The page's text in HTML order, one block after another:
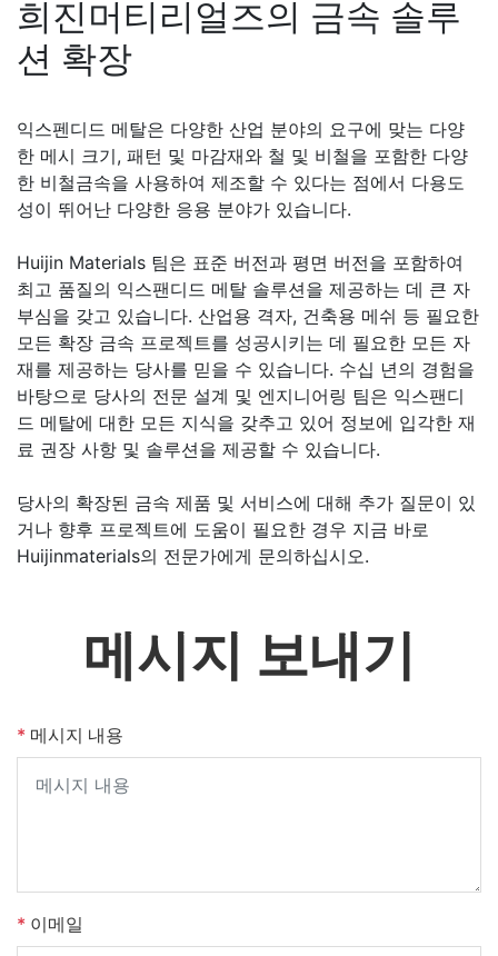
희진머티리얼즈의 금속 솔루
션 확장
익스펜디드 메탈은 다양한 산업 분야의 요구에 맞는 다양
한 메시 크기, 패턴 및 마감재와 철 및 비철을 포함한 다양
한 비철금속을 사용하여 제조할 수 있다는 점에서 다용도
성이 뛰어난 다양한 응용 분야가 있습니다.
Huijin Materials 팀은 표준 버전과 평면 버전을 포함하여
최고 품질의 익스팬디드 메탈 솔루션을 제공하는 데 큰 자
부심을 갖고 있습니다. 산업용 격자, 건축용 메쉬 등 필요한
모든 확장 금속 프로젝트를 성공시키는 데 필요한 모든 자
재를 제공하는 당사를 믿을 수 있습니다. 수십 년의 경험을
바탕으로 당사의 전문 설계 및 엔지니어링 팀은 익스팬디
드 메탈에 대한 모든 지식을 갖추고 있어 정보에 입각한 재
료 권장 사항 및 솔루션을 제공할 수 있습니다.
당사의 확장된 금속 제품 및 서비스에 대해 추가 질문이 있
거나 향후 프로젝트에 도움이 필요한 경우 지금 바로
Huijinmaterials의 전문가에게 문의하십시오.
메시지 보내기
* 메시지 내용
* 이메일